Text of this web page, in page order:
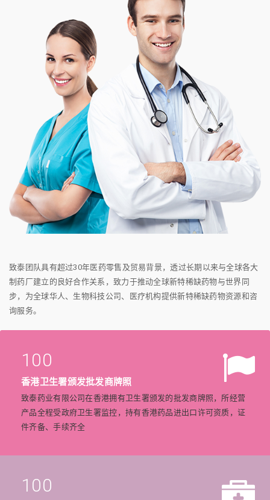
致泰团队具有超过30年医药零售及贸易背景，透过长期以来与全球各大
制药厂建立的良好合作关系，致力于推动全球新特稀缺药物与世界同
步，为全球华人、生物科技公司、医疗机构提供新特稀缺药物资源和咨
询服务。
100
香港卫生署颁发批发商牌照
致泰药业有限公司在香港拥有卫生署颁发的批发商牌照，所经营
产品全程受政府卫生署监控，持有香港药品进出口许可资质，证
件齐备、手续齐全
100